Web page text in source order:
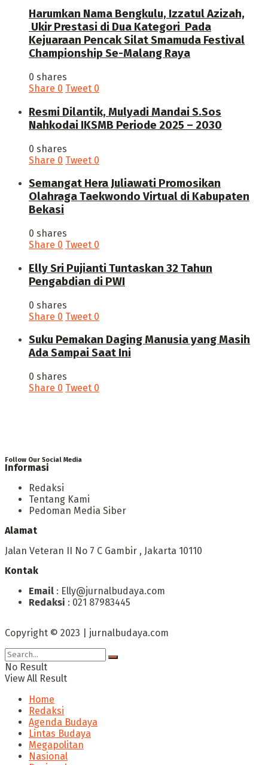
Harumkan Nama Bengkulu, Izzatul Azizah,
Ukir Prestasi di Dua Kategori Pada
Kejuaraan Pencak Silat Smamuda Festival
Championship Se-Malang Raya
0 shares
Share 0 Tweet 0
Resmi Dilantik, Mulyadi Mandai S.Sos
Nahkodai IKSMB Periode 2025 – 2030
0 shares
Share 0 Tweet 0
Semangat Hera Juliawati Promosikan
Olahraga Taekwondo Virtual di Kabupaten
Bekasi
0 shares
Share 0 Tweet 0
Elly Sri Pujianti Tuntaskan 32 Tahun
Pengabdian di PWI
0 shares
Share 0 Tweet 0
‎Suku Pemakan Daging Manusia yang Masih
Ada Sampai Saat Ini
0 shares
Share 0 Tweet 0
Follow Our Social Media
Informasi
Redaksi
Tentang Kami
Pedoman Media Siber
Alamat
Jalan Veteran II No 7 C Gambir , Jakarta 10110
Kontak
Email : Elly@jurnalbudaya.com
Redaksi : 021 87983445
Copyright © 2023 | jurnalbudaya.com
No Result
View All Result
Home
Redaksi
Agenda Budaya
Lintas Budaya
Megapolitan
Nasional